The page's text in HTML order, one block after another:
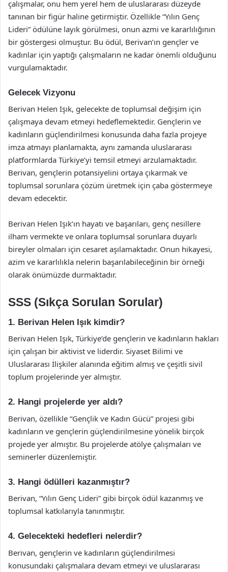
çalışmalar, onu hem yerel hem de uluslararası düzeyde
tanınan bir figür haline getirmiştir. Özellikle “Yılın Genç
Lideri” ödülüne layık görülmesi, onun azmi ve kararlılığının
bir göstergesi olmuştur. Bu ödül, Berivan’ın gençler ve
kadınlar için yaptığı çalışmaların ne kadar önemli olduğunu
vurgulamaktadır.
Gelecek Vizyonu
Berivan Helen Işık, gelecekte de toplumsal değişim için
çalışmaya devam etmeyi hedeflemektedir. Gençlerin ve
kadınların güçlendirilmesi konusunda daha fazla projeye
imza atmayı planlamakta, aynı zamanda uluslararası
platformlarda Türkiye’yi temsil etmeyi arzulamaktadır.
Berivan, gençlerin potansiyelini ortaya çıkarmak ve
toplumsal sorunlara çözüm üretmek için çaba göstermeye
devam edecektir.
Berivan Helen Işık’ın hayatı ve başarıları, genç nesillere
ilham vermekte ve onlara toplumsal sorunlara duyarlı
bireyler olmaları için cesaret aşılamaktadır. Onun hikayesi,
azim ve kararlılıkla nelerin başarılabileceğinin bir örneği
olarak önümüzde durmaktadır.
SSS (Sıkça Sorulan Sorular)
1. Berivan Helen Işık kimdir?
Berivan Helen Işık, Türkiye’de gençlerin ve kadınların hakları
için çalışan bir aktivist ve liderdir. Siyaset Bilimi ve
Uluslararası İlişkiler alanında eğitim almış ve çeşitli sivil
toplum projelerinde yer almıştır.
2. Hangi projelerde yer aldı?
Berivan, özellikle “Gençlik ve Kadın Gücü” projesi gibi
kadınların ve gençlerin güçlendirilmesine yönelik birçok
projede yer almıştır. Bu projelerde atölye çalışmaları ve
seminerler düzenlemiştir.
3. Hangi ödülleri kazanmıştır?
Berivan, “Yılın Genç Lideri” gibi birçok ödül kazanmış ve
toplumsal katkılarıyla tanınmıştır.
4. Gelecekteki hedefleri nelerdir?
Berivan, gençlerin ve kadınların güçlendirilmesi
konusundaki çalışmalara devam etmeyi ve uluslararası